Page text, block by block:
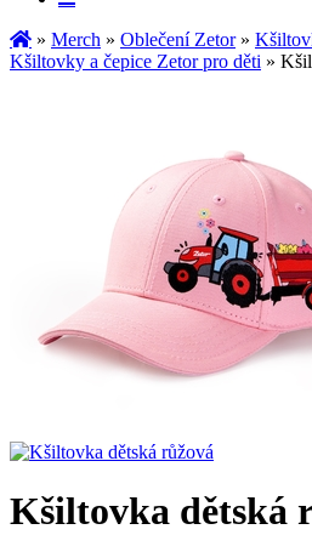
» Merch » Oblečení Zetor»
Kšiltovky a čepice Zetor pro děti »
Kšiltovka dětská